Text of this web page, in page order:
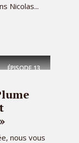
Nicolas...
ÉPISODE13
nous vous